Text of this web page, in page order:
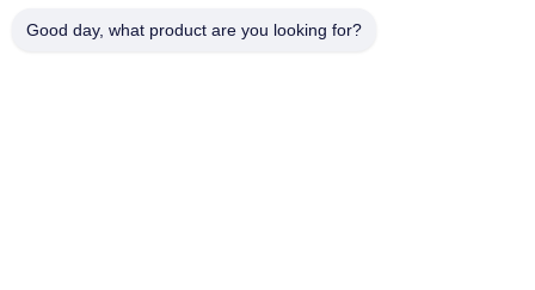
Good day, what product are you looking for?